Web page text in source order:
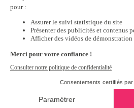
2 aimants
anticalcaire